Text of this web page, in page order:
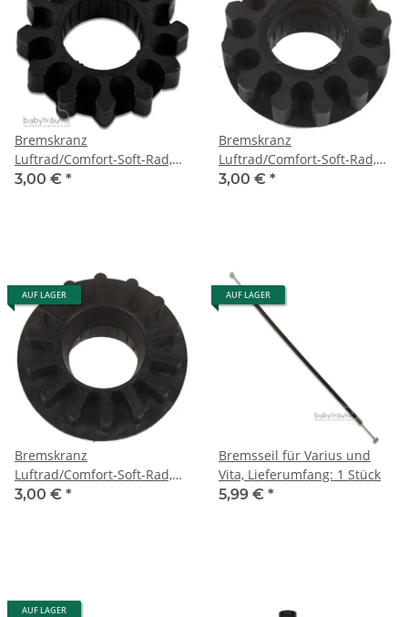
Bremskranz
Luftrad/Comfort-Soft-Rad,
Varius/Lux
3,00 € *
Bremskranz
Luftrad/Comfort-Soft-Rad,
Vita
3,00 € *
AUF LAGER
Bremskranz
Luftrad/Comfort-Soft-Rad,
Vita (Version 1)
3,00 € *
AUF LAGER
Bremsseil für Varius und
Vita, Lieferumfang: 1 Stück
5,99 € *
AUF LAGER